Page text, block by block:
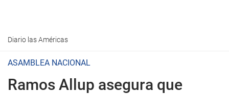
Diario las Américas
ASAMBLEA NACIONAL
Ramos Allup asegura que